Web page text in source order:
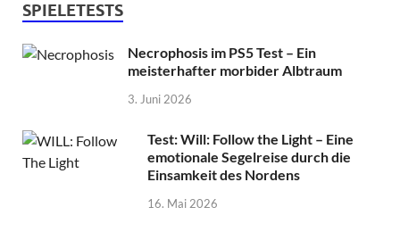
SPIELETESTS
Necrophosis im PS5 Test – Ein
meisterhafter morbider Albtraum
3. Juni 2026
Test: Will: Follow the Light – Eine
emotionale Segelreise durch die
Einsamkeit des Nordens
16. Mai 2026